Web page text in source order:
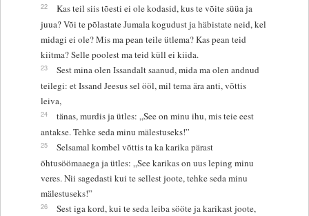
22
Kas teil siis tõesti ei ole kodasid, kus te võite süüa ja
juua? Või te põlastate Jumala kogudust ja häbistate neid, kel
midagi ei ole? Mis ma pean teile ütlema? Kas pean teid
kiitma? Selle poolest ma teid küll ei kiida.
23
Sest mina olen Issandalt saanud, mida ma olen andnud
teilegi: et Issand Jeesus sel ööl, mil tema ära anti, võttis
leiva,
24
tänas, murdis ja ütles: „See on minu ihu, mis teie eest
antakse. Tehke seda minu mälestuseks!”
25
Selsamal kombel võttis ta ka karika pärast
õhtusöömaaega ja ütles: „See karikas on uus leping minu
veres. Nii sagedasti kui te sellest joote, tehke seda minu
mälestuseks!”
26
Sest iga kord, kui te seda leiba sööte ja karikast joote,